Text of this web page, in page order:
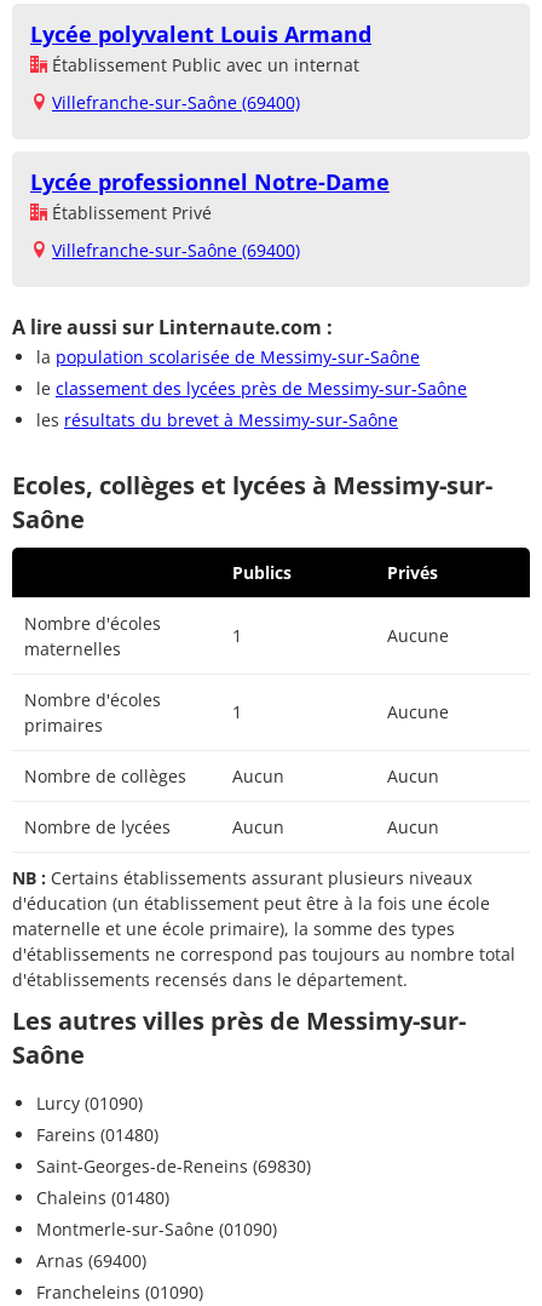
Lycée polyvalent Louis Armand
Établissement Public avec un internat
Villefranche-sur-Saône (69400)
Lycée professionnel Notre-Dame
Établissement Privé
Villefranche-sur-Saône (69400)
A lire aussi sur Linternaute.com :
la population scolarisée de Messimy-sur-Saône
le classement des lycées près de Messimy-sur-Saône
les résultats du brevet à Messimy-sur-Saône
Ecoles, collèges et lycées à Messimy-sur-
Saône
Publics Privés
Nombre d'écoles
maternelles
1 Aucune
Nombre d'écoles
primaires
1 Aucune
Nombre de collèges Aucun Aucun
Nombre de lycées Aucun Aucun
NB : Certains établissements assurant plusieurs niveaux
d'éducation (un établissement peut être à la fois une école
maternelle et une école primaire), la somme des types
d'établissements ne correspond pas toujours au nombre total
d'établissements recensés dans le département.
Les autres villes près de Messimy-sur-
Saône
Lurcy (01090)
Fareins (01480)
Saint-Georges-de-Reneins (69830)
Chaleins (01480)
Montmerle-sur-Saône (01090)
Arnas (69400)
Francheleins (01090)